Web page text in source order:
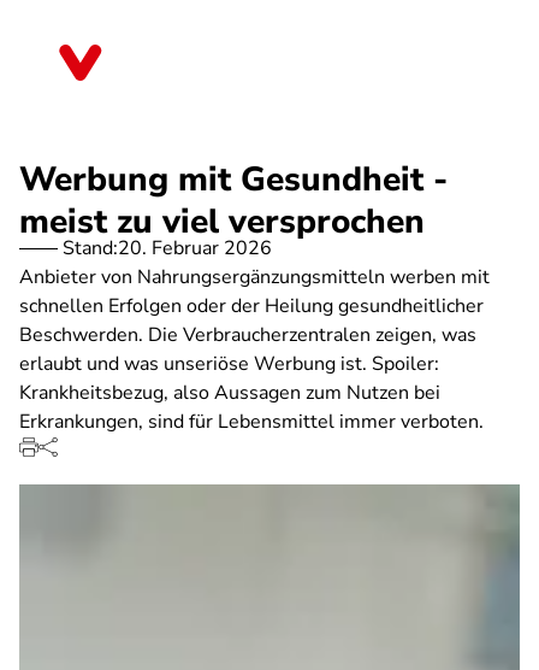
Werbung mit Gesundheit -
meist zu viel versprochen
Stand:20. Februar 2026
Anbieter von Nahrungsergänzungsmitteln werben mit
schnellen Erfolgen oder der Heilung gesundheitlicher
Beschwerden. Die Verbraucherzentralen zeigen, was
erlaubt und was unseriöse Werbung ist. Spoiler:
Krankheitsbezug, also Aussagen zum Nutzen bei
Erkrankungen, sind für Lebensmittel immer verboten.